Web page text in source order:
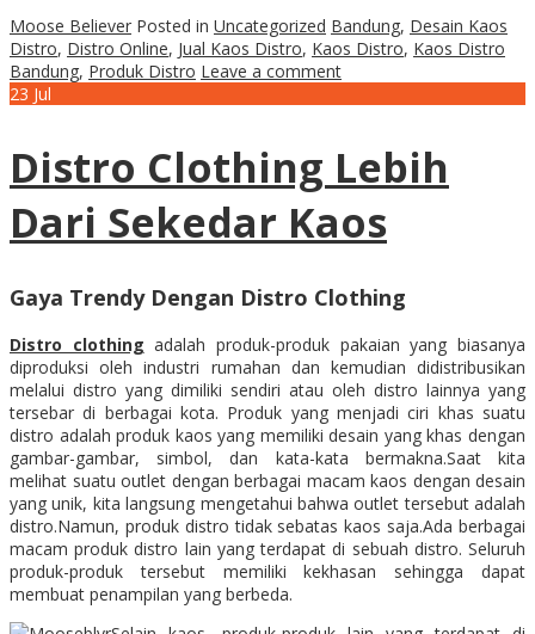
Moose Believer Posted in Uncategorized Bandung, Desain Kaos
Distro, Distro Online, Jual Kaos Distro, Kaos Distro, Kaos Distro
Bandung, Produk Distro Leave a comment
23 Jul
Distro Clothing Lebih
Dari Sekedar Kaos
Gaya Trendy Dengan Distro Clothing
Distro clothing adalah produk-produk pakaian yang biasanya
diproduksi oleh industri rumahan dan kemudian didistribusikan
melalui distro yang dimiliki sendiri atau oleh distro lainnya yang
tersebar di berbagai kota. Produk yang menjadi ciri khas suatu
distro adalah produk kaos yang memiliki desain yang khas dengan
gambar-gambar, simbol, dan kata-kata bermakna.Saat kita
melihat suatu outlet dengan berbagai macam kaos dengan desain
yang unik, kita langsung mengetahui bahwa outlet tersebut adalah
distro.Namun, produk distro tidak sebatas kaos saja.Ada berbagai
macam produk distro lain yang terdapat di sebuah distro. Seluruh
produk-produk tersebut memiliki kekhasan sehingga dapat
membuat penampilan yang berbeda.